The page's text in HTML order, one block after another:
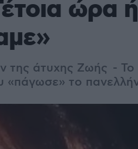
ώρα
της άτυχης Ζωής - Το
«πάγωσε» το